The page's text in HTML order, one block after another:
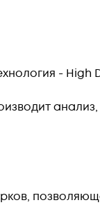
- High